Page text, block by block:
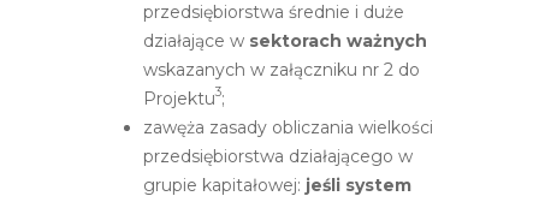
przedsiębiorstwa średnie i duże
działające w sektorach ważnych
wskazanych w załączniku nr 2 do
Projektu3;
zawęża zasady obliczania wielkości
przedsiębiorstwa działającego w
grupie kapitałowej: jeśli system